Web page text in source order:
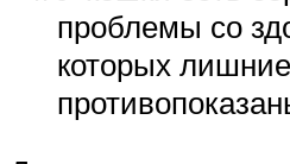
проблемы со
которых